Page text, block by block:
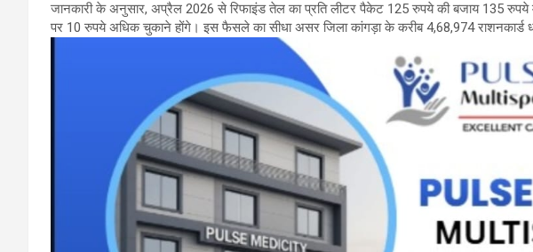
जानकारी के अनुसार, अप्रैल 2026 से रिफाइंड तेल का प्रति लीटर पैकेट 125 रुपये की बजाय 135 रुपये
पर 10 रुपये अधिक चुकाने होंगे। इस फैसले का सीधा असर जिला कांगड़ा के करीब 4,68,974 राशनकार्ड